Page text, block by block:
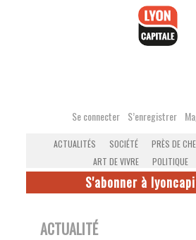
Se connecter S’enregistrer
ACTUALITÉS SOCIÉTÉ PRÈS DE
ART DE VIVRE
POLITIQUE
S'abonner à
ACTUALITÉ